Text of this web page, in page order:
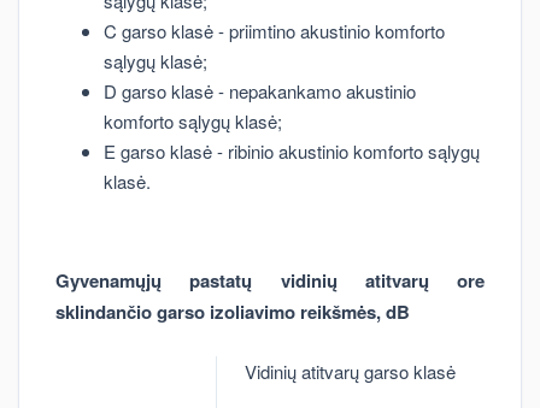
C garso klasė - priimtino akustinio komforto
sąlygų klasė;
D garso klasė - nepakankamo akustinio
komforto sąlygų klasė;
E garso klasė - ribinio akustinio komforto sąlygų
klasė.
Gyvenamųjų pastatų vidinių atitvarų ore
sklindančio garso izoliavimo reikšmės, dB
Vidinių atitvarų garso klasė